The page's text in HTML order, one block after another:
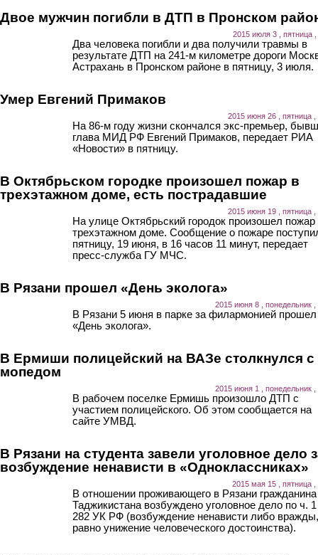
Двое мужчин погибли в ДТП в Пронском
2015 июля 3 , пятница ,
Два человека погибли и два получили травмы в
результате ДТП на 241-м километре дороги
Астрахань в Пронском районе в пятницу, 3 июля.
Умер Евгений Примаков
2015 июня 26 , пятница ,
На 86-м году жизни скончался экс-премьер,
глава МИД РФ Евгений Примаков, передает РИА
«Новости» в пятницу.
В Октябрьском городке произошел пожар в
трехэтажном доме, есть пострадавшие
2015 июня 19 , пятница ,
На улице Октябрьский городок произошел пожар
трехэтажном доме. Сообщение о пожаре
пятницу, 19 июня, в 16 часов 11 минут, передает
пресс-служба ГУ МЧС.
В Рязани прошел «День эколога»
2015 июня 8 , понедельник ,
В Рязани 5 июня в парке за филармонией прошел
«День эколога».
В Ермиши полицейский на ВАЗе столкнулся с
мопедом
2015 июня 1 , понедельник ,
В рабочем поселке Ермишь произошло ДТП с
участием полицейского. Об этом сообщается на
сайте УМВД.
В Рязани на студента завели уголовное дело
возбуждение ненависти в «Одноклассниках»
2015 мая 15 , пятница ,
В отношении проживающего в Рязани гражданина
Таджикистана возбуждено уголовное дело по ч. 1
282 УК РФ (возбуждение ненависти либо
равно унижение человеческого достоинства).